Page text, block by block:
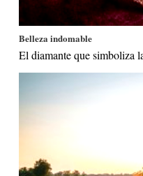
Belleza indomable
El diamante que simboliza